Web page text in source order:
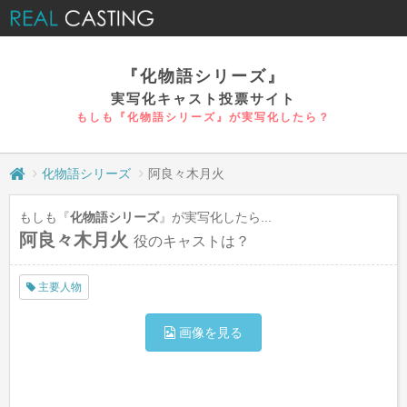
『化物語シリーズ』
実写化キャスト投票サイト
もしも『化物語シリーズ』が実写化したら？
化物語シリーズ 阿良々木月火
もしも『化物語シリーズ』が実写化したら...
阿良々木月火 役のキャストは？
主要人物
画像を見る